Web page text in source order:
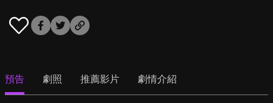
預告 劇照 推薦影片 劇情介紹